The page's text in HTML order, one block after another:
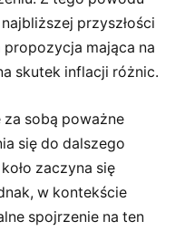
przyszłości
mająca na
skutek inflacji różnic.
za sobą poważne
się do dalszego
zaczyna się
w kontekście
spojrzenie na ten